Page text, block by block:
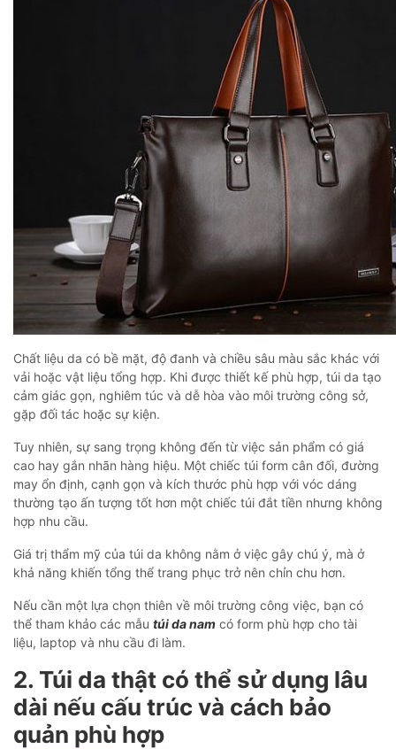
Chất liệu da có bề mặt, độ đanh và chiều sâu màu sắc khác với
vải hoặc vật liệu tổng hợp. Khi được thiết kế phù hợp, túi da tạo
cảm giác gọn, nghiêm túc và dễ hòa vào môi trường công sở,
gặp đối tác hoặc sự kiện.
Tuy nhiên, sự sang trọng không đến từ việc sản phẩm có giá
cao hay gắn nhãn hàng hiệu. Một chiếc túi form cân đối, đường
may ổn định, cạnh gọn và kích thước phù hợp với vóc dáng
thường tạo ấn tượng tốt hơn một chiếc túi đắt tiền nhưng không
hợp nhu cầu.
Giá trị thẩm mỹ của túi da không nằm ở việc gây chú ý, mà ở
khả năng khiến tổng thể trang phục trở nên chỉn chu hơn.
Nếu cần một lựa chọn thiên về môi trường công việc, bạn có
thể tham khảo các mẫu túi da nam có form phù hợp cho tài
liệu, laptop và nhu cầu đi làm.
2. Túi da thật có thể sử dụng lâu
dài nếu cấu trúc và cách bảo
quản phù hợp